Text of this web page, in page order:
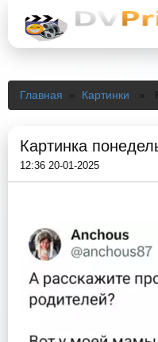
Главная » Картинки »
Картинка
12:36 20-01-2025